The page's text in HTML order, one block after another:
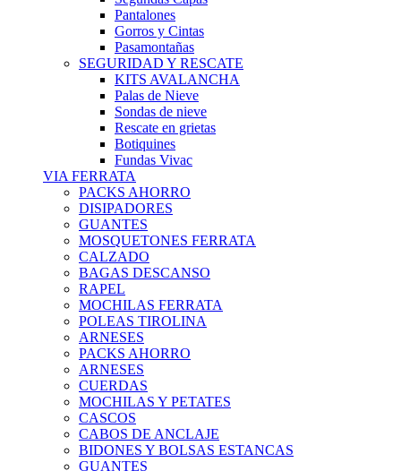
Pantalones
Gorros y Cintas
Pasamontañas
SEGURIDAD Y RESCATE
KITS AVALANCHA
Palas de Nieve
Sondas de nieve
Rescate en grietas
Botiquines
Fundas Vivac
VIA FERRATA
PACKS AHORRO
DISIPADORES
GUANTES
MOSQUETONES FERRATA
CALZADO
BAGAS DESCANSO
RAPEL
MOCHILAS FERRATA
POLEAS TIROLINA
ARNESES
PACKS AHORRO
ARNESES
CUERDAS
MOCHILAS Y PETATES
CASCOS
CABOS DE ANCLAJE
BIDONES Y BOLSAS ESTANCAS
GUANTES